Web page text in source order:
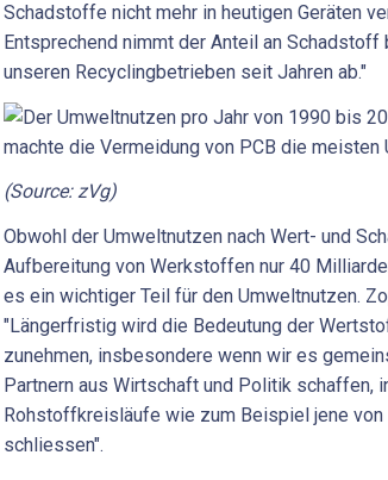
Schadstoffe nicht mehr in heutigen Geräten
Entsprechend nimmt der Anteil an Schadstoff
unseren Recyclingbetrieben seit Jahren ab."
(Source: zVg)
Obwohl der Umweltnutzen nach Wert- und
Aufbereitung von Werkstoffen nur 40
es ein wichtiger Teil für den Umweltnutzen.
"Längerfristig wird die Bedeutung der
zunehmen, insbesondere wenn wir es
Partnern aus Wirtschaft und Politik schaffen,
Rohstoffkreisläufe wie zum Beispiel jene
schliessen".